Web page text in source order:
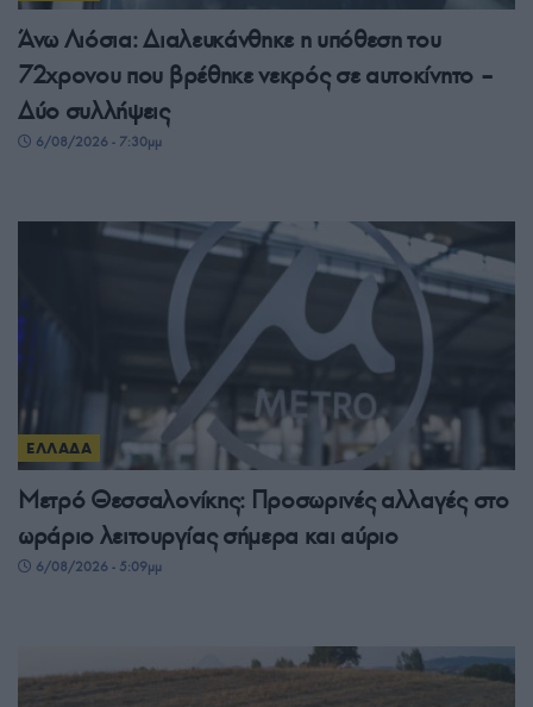
Άνω Λιόσια: Διαλευκάνθηκε η υπόθεση του
72χρονου που βρέθηκε νεκρός σε αυτοκίνητο –
Δύο συλλήψεις
6/08/2026 - 7:30μμ
ΕΛΛΑΔΑ
Μετρό Θεσσαλονίκης: Προσωρινές αλλαγές στο
ωράριο λειτουργίας σήμερα και αύριο
6/08/2026 - 5:09μμ